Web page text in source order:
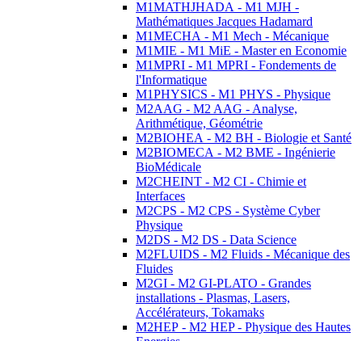
M1MATHJHADA - M1 MJH -
Mathématiques Jacques Hadamard
M1MECHA - M1 Mech - Mécanique
M1MIE - M1 MiE - Master en Economie
M1MPRI - M1 MPRI - Fondements de
l'Informatique
M1PHYSICS - M1 PHYS - Physique
M2AAG - M2 AAG - Analyse,
Arithmétique, Géométrie
M2BIOHEA - M2 BH - Biologie et Santé
M2BIOMECA - M2 BME - Ingénierie
BioMédicale
M2CHEINT - M2 CI - Chimie et
Interfaces
M2CPS - M2 CPS - Système Cyber
Physique
M2DS - M2 DS - Data Science
M2FLUIDS - M2 Fluids - Mécanique des
Fluides
M2GI - M2 GI-PLATO - Grandes
installations - Plasmas, Lasers,
Accélérateurs, Tokamaks
M2HEP - M2 HEP - Physique des Hautes